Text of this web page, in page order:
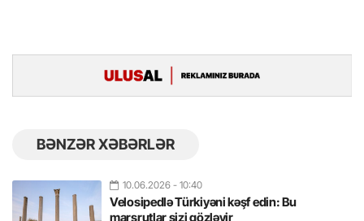
BƏNZƏR XƏBƏRLƏR
10.06.2026 - 10:40
Velosipedlə Türkiyəni kəşf edin: Bu
marşrutlar sizi gözləyir